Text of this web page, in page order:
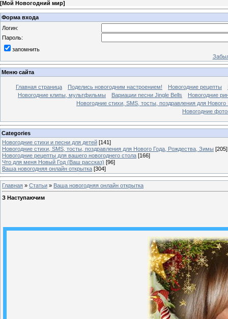
[Мой Новогодний мир]
Форма входа
Логин:
Пароль:
запомнить
Меню сайта
Главная страница Поделись новогодним настроением! Новогодние рецепты
Новогодние клипы, мультфильмы
Вариации песни Jingle Bells
Новогодние
Новогодние стихи, SMS, тосты, поздравления для
Новогодние
Categories
Новогодние стихи и песни для детей [141]
Новогодние стихи, SMS, тосты, поздравления для Нового Года, Рождества, Зимы [205]
Новогодние рецепты для вашего новогоднего стола [166]
Что для меня Новый Год (Ваш рассказ) [96]
Ваша новогодняя онлайн открытка [304]
Главная » Статьи » Ваша новогодняя онлайн открытка
З Наступаючим